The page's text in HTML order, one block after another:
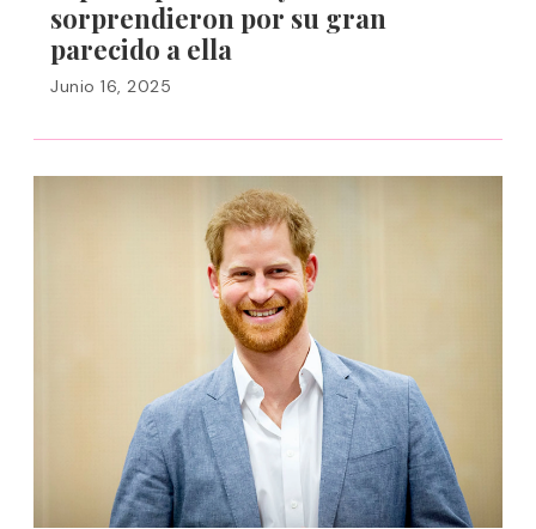
sorprendieron por su gran
parecido a ella
Junio 16, 2025